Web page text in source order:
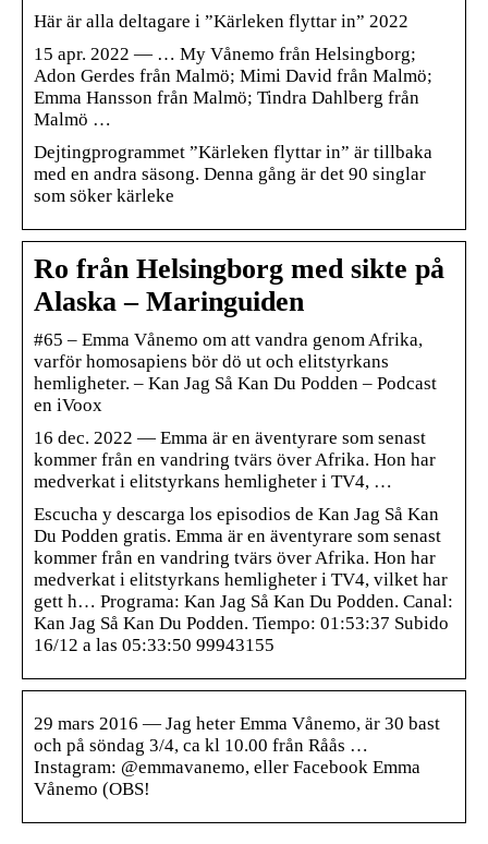
Här är alla deltagare i ”Kärleken flyttar in” 2022
15 apr. 2022 — … My Vånemo från Helsingborg;
Adon Gerdes från Malmö; Mimi David från Malmö;
Emma Hansson från Malmö; Tindra Dahlberg från
Malmö …
Dejtingprogrammet ”Kärleken flyttar in” är tillbaka
med en andra säsong. Denna gång är det 90 singlar
som söker kärleke
Ro från Helsingborg med sikte på
Alaska – Maringuiden
#65 – Emma Vånemo om att vandra genom Afrika,
varför homosapiens bör dö ut och elitstyrkans
hemligheter. – Kan Jag Så Kan Du Podden – Podcast
en iVoox
16 dec. 2022 — Emma är en äventyrare som senast
kommer från en vandring tvärs över Afrika. Hon har
medverkat i elitstyrkans hemligheter i TV4, …
Escucha y descarga los episodios de Kan Jag Så Kan
Du Podden gratis. Emma är en äventyrare som senast
kommer från en vandring tvärs över Afrika. Hon har
medverkat i elitstyrkans hemligheter i TV4, vilket har
gett h… Programa: Kan Jag Så Kan Du Podden. Canal:
Kan Jag Så Kan Du Podden. Tiempo: 01:53:37 Subido
16/12 a las 05:33:50 99943155
29 mars 2016 — Jag heter Emma Vånemo, är 30 bast
och på söndag 3/4, ca kl 10.00 från Råås …
Instagram: @emmavanemo, eller Facebook Emma
Vånemo (OBS!